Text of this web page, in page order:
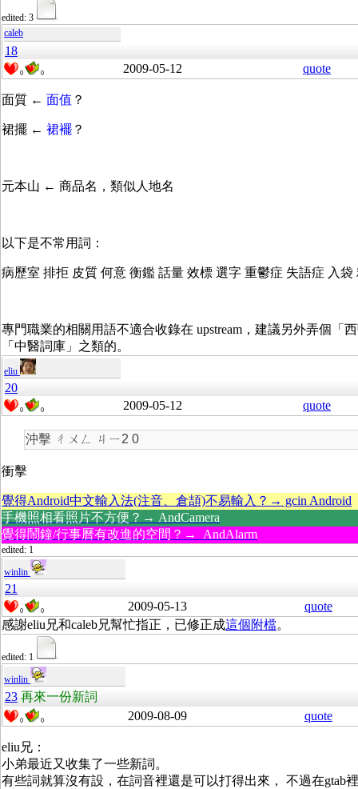
edited: 3
caleb
18
0 0 2009-05-12 quote
面質 ← 面值 ？
裙擺 ← 裙襬 ？
元本山 ← 商品名，類似人地名
以下是不常用詞：
病歷室 排拒 皮質 何意 衡鑑 話量 效標 選字 重鬱症 失語症 入袋
專門職業的相關用語不適合收錄在 upstream，建議另外弄個「
「中醫詞庫」之類的。
eliu
20
0 0 2009-05-12 quote
沖擊 ㄔㄨㄥ ㄐㄧ2 0
衝擊
覺得Android中文輸入法(注音、倉頡)不易輸入？→ gcin Android
手機照相看照片不方便？→ AndCamera
覺得鬧鐘/行事曆有改進的空間？→ AndAlarm
edited: 1
winlin
21
0 0 2009-05-13
quote
感謝eliu兄和caleb兄幫忙指正，已修正成這個附檔。
edited: 1
winlin
23 再來一份新詞
0 0 2009-08-09 quote
eliu兄：
小弟最近又收集了一些新詞。
有些詞就算沒有設，在詞音裡還是可以打得出來， 不過在gtab